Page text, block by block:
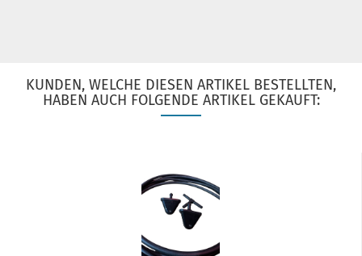
KUNDEN, WELCHE DIESEN ARTIKEL BESTELLTEN,
HABEN AUCH FOLGENDE ARTIKEL GEKAUFT: